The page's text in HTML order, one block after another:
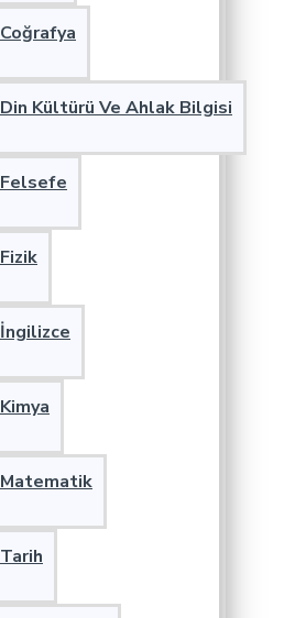
Coğrafya
Din Kültürü Ve Ahlak Bilgisi
Felsefe
Fizik
İngilizce
Kimya
Matematik
Tarih